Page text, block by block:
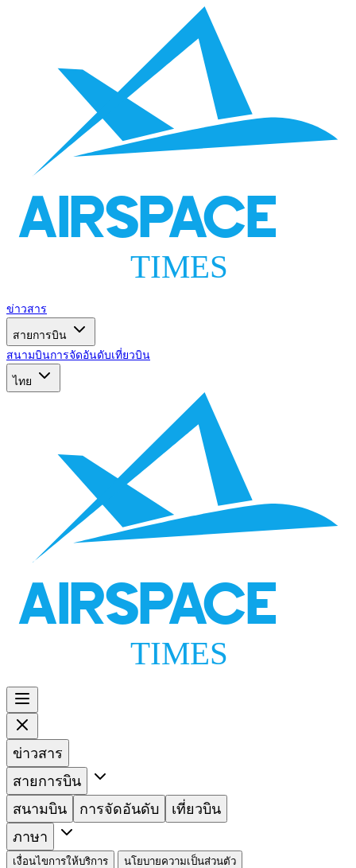
AIRSPACE
TIMES
ข่าวสาร
สายการบิน
สนามบินการจัดอันดับเที่ยวบิน
ไทย
AIRSPACE
TIMES
ข่าวสาร
สายการบิน
สนามบิน
การจัดอันดับ
เที่ยวบิน
ภาษา
เงื่อนไขการให้บริการ นโยบายความเป็นส่วนตัว